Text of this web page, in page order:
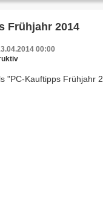
Frühjahr 2014
00:00